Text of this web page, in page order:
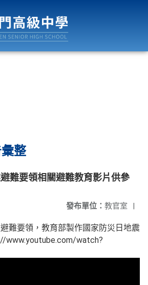
整
難要領相關避難教育影片供參
發布單位： 教官室 |
難要領，教育部製作國家防災日地震
www.youtube.com/watch?